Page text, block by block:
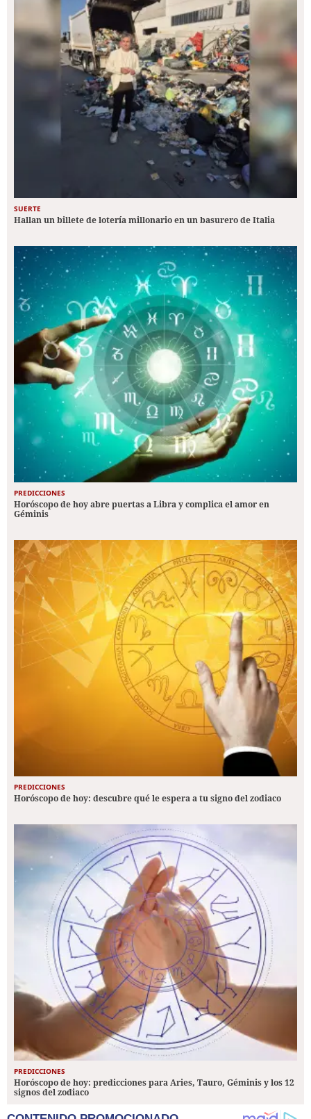
SUERTE
Hallan un billete de lotería millonario en un basurero de Italia
PREDICCIONES
Horóscopo de hoy abre puertas a Libra y complica el amor en
Géminis
PREDICCIONES
Horóscopo de hoy: descubre qué le espera a tu signo del zodiaco
PREDICCIONES
Horóscopo de hoy: predicciones para Aries, Tauro, Géminis y los 12
signos del zodiaco